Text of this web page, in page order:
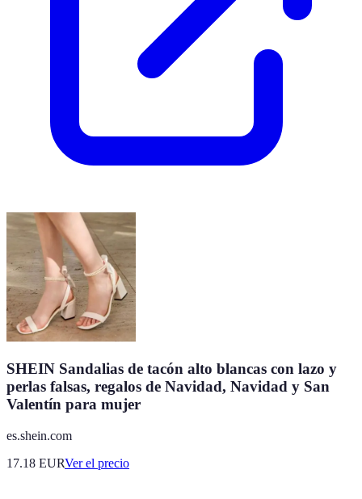
SHEIN Sandalias de tacón alto blancas con lazo y
perlas falsas, regalos de Navidad, Navidad y San
Valentín para mujer
es.shein.com
17.18 EURVer el precio